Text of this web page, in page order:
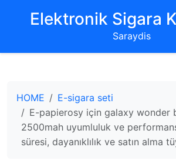
‌Elektronik Sigara
Saraydis
HOME
E-sigara seti
E-papierosy için galaxy wonder
2500mah uyumluluk ve
süresi, dayanıklılık ve satın alma